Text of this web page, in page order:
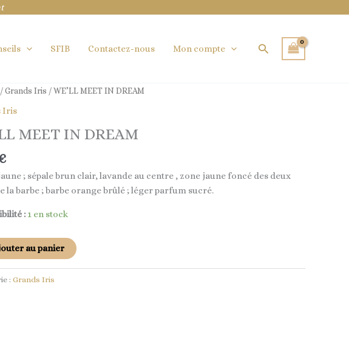
SFIB Contactez-nous Mon compte Rechercher
/Grands Iris / WE’LL MEET IN DREAM
Iris
MEET IN DREAM
; sépale brun clair, lavande au centre , zone jaune foncé des deux
la barbe ; barbe orange brûlé ; léger parfum sucré.
: 1 en stock
au panier
: Grands Iris